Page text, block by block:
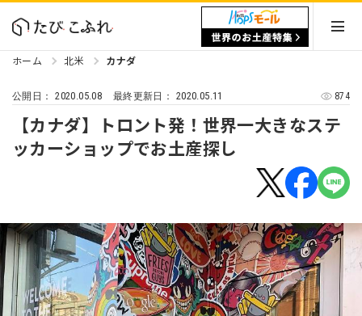
ホーム 北米 カナダ
公開日：2020.05.08 最終更新日： 2020.05.11 874
【カナダ】トロント発！世界一大きなステ
ッカーショップでお土産探し